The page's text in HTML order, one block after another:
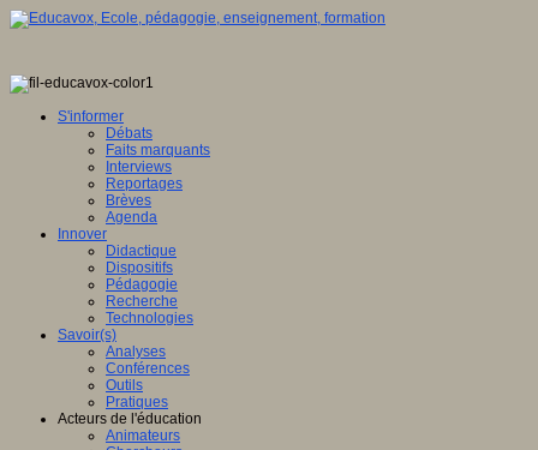
S'informer
Débats
Faits marquants
Interviews
Reportages
Brèves
Agenda
Innover
Didactique
Dispositifs
Pédagogie
Recherche
Technologies
Savoir(s)
Analyses
Conférences
Outils
Pratiques
Acteurs de l'éducation
Animateurs